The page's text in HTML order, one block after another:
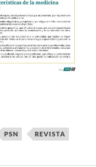
PSN REVISTA